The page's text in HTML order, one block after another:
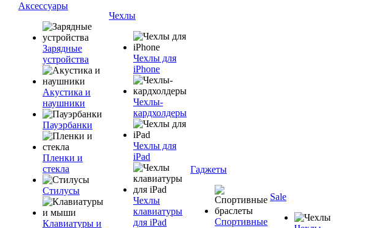
Аксессуары
Зарядные
устройства
Акустика и
наушники
Пауэрбанки
Пленки и
стекла
Стилусы
Клавиатуры и
Чехлы
Чехлы для
iPhone
Чехлы-
кардхолдеры
Чехлы для
iPad
Чехлы
клавиатуры
для iPad
Гаджеты
Спортивные
Sale